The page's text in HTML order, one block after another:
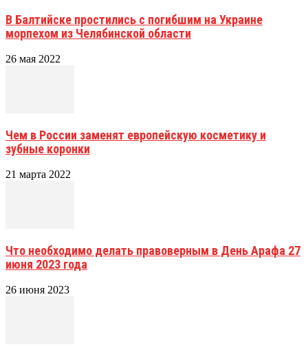
В Балтийске простились с погибшим на Украине
морпехом из Челябинской области
26 мая 2022
Чем в России заменят европейскую косметику и
зубные коронки
21 марта 2022
Что необходимо делать правоверным в День Арафа 27
июня 2023 года
26 июня 2023